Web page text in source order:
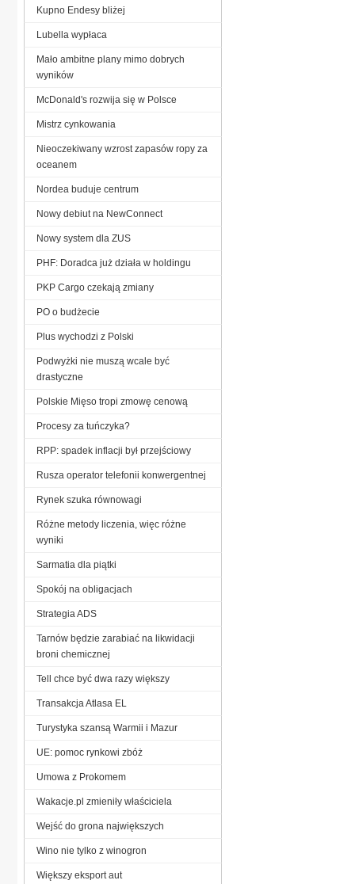
Kupno Endesy bliżej
Lubella wypłaca
Mało ambitne plany mimo dobrych
wyników
McDonald's rozwija się w Polsce
Mistrz cynkowania
Nieoczekiwany wzrost zapasów ropy za
oceanem
Nordea buduje centrum
Nowy debiut na NewConnect
Nowy system dla ZUS
PHF: Doradca już działa w holdingu
PKP Cargo czekają zmiany
PO o budżecie
Plus wychodzi z Polski
Podwyżki nie muszą wcale być
drastyczne
Polskie Mięso tropi zmowę cenową
Procesy za tuńczyka?
RPP: spadek inflacji był przejściowy
Rusza operator telefonii konwergentnej
Rynek szuka równowagi
Różne metody liczenia, więc różne
wyniki
Sarmatia dla piątki
Spokój na obligacjach
Strategia ADS
Tarnów będzie zarabiać na likwidacji
broni chemicznej
Tell chce być dwa razy większy
Transakcja Atlasa EL
Turystyka szansą Warmii i Mazur
UE: pomoc rynkowi zbóż
Umowa z Prokomem
Wakacje.pl zmieniły właściciela
Wejść do grona największych
Wino nie tylko z winogron
Większy eksport aut